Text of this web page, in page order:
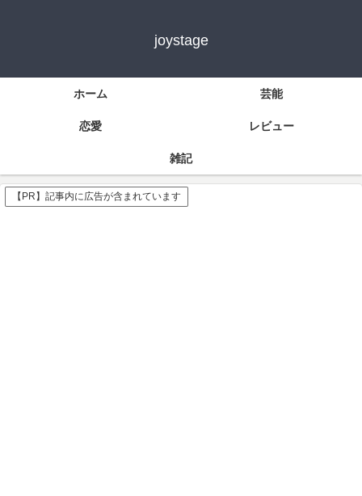
joystage
ホーム 芸能
恋愛 レビュー
雑記
【PR】記事内に広告が含まれています